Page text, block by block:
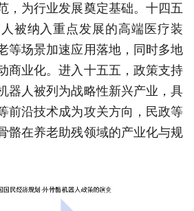
，为行业发展奠定基础。十四五
被纳入重点发展的高端医疗装
等场景加速应用落地，同时多地
商业化。进入十五五，政策支持
器人被列为战略性新兴产业，具
前沿技术成为攻关方向，民政等
骼在养老助残领域的产业化与规